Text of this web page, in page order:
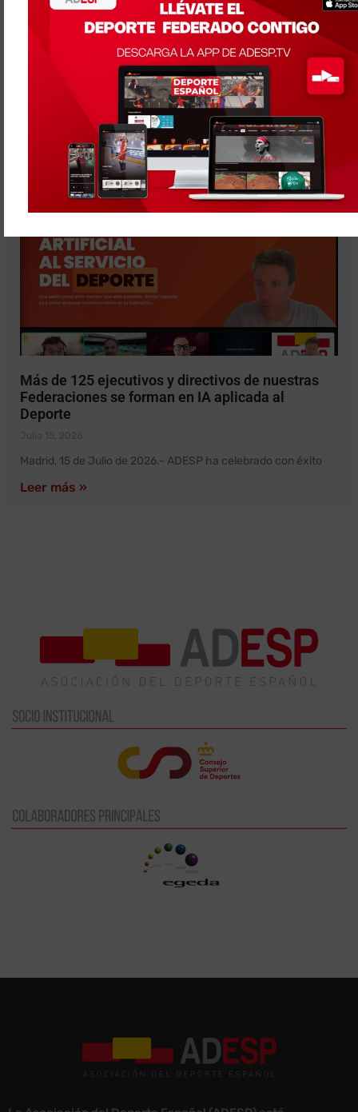
Mujeres líderes del Deporte Español se darán cita
en Pamplona gracias al Congreso organizado por
ADESP, el Gobierno de Navarra y la Fundación
Deporte Joven del CSD
Madrid, 29 de Julio de 2026.- La Asociación del Deporte
Leer más »
Más de 125 ejecutivos y directivos de nuestras
Federaciones se forman en IA aplicada al
Deporte
Madrid, 15 de Julio de 2026.- ADESP ha celebrado con éxito
Leer más »